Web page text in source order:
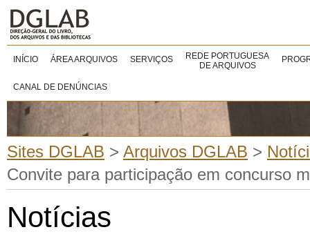
INÍCIO ÁREA ARQUIVOS SERVIÇOS
REDE PORTUGUESA
DE ARQUIVOS
CANAL DE DENÚNCIAS
Sites DGLAB > Arquivos DGLAB >
Convite para participação em concurso
Notícias